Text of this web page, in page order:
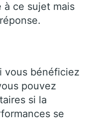
à ce sujet mais
vous bénéficiez
pouvez
si la
se